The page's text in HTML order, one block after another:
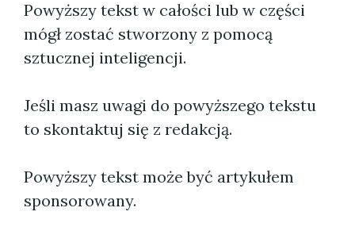
Powyższy tekst w całości lub w części
mógł zostać stworzony z pomocą
sztucznej inteligencji.
Jeśli masz uwagi do powyższego tekstu
to skontaktuj się z redakcją.
Powyższy tekst może być artykułem
sponsorowany.